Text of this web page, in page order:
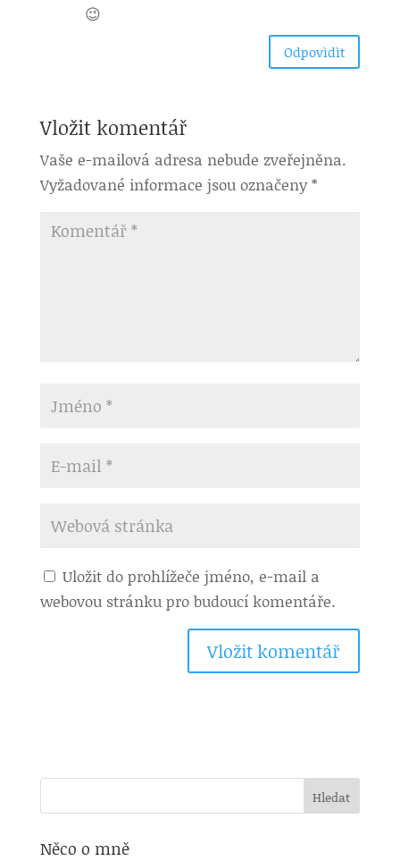
😉
Odpovìdìt
Vložit komentář
Vaše e-mailová adresa nebude zveřejněna.
Vyžadované informace jsou označeny*
Uložit do prohlížeče jméno, e-mail a
webovou stránku pro budoucí komentáře.
Něco o mně